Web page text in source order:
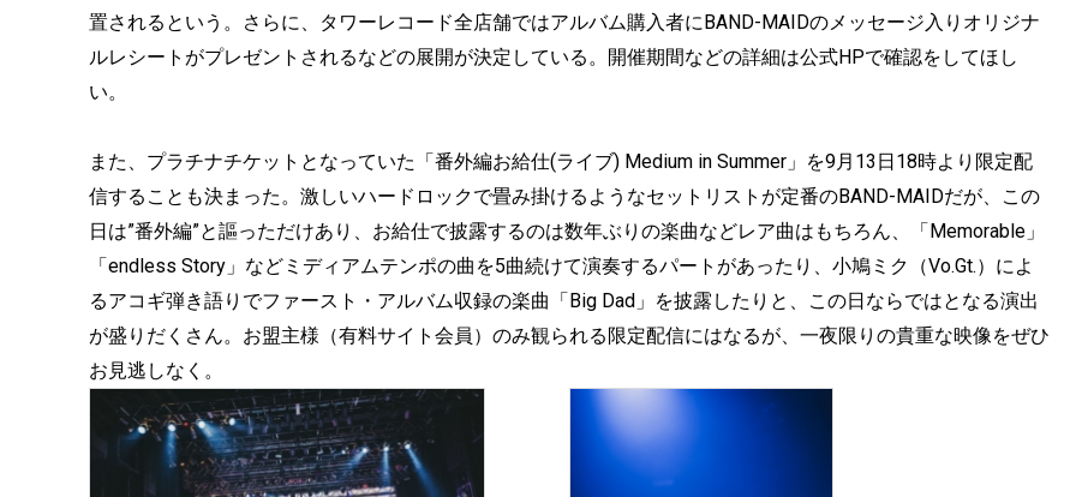
置されるという。さらに、タワーレコード全店舗ではアルバム購入者にBAND-MAIDのメッセージ入りオリジナ
ルレシートがプレゼントされるなどの展開が決定している。開催期間などの詳細は公式HPで確認をしてほし
い。
また、プラチナチケットとなっていた「番外編お給仕(ライブ) Medium in Summer」を9月13日18時より限定配
信することも決まった。激しいハードロックで畳み掛けるようなセットリストが定番のBAND-MAIDだが、この
日は”番外編”と謳っただけあり、お給仕で披露するのは数年ぶりの楽曲などレア曲はもちろん、「Memorable」
「endless Story」などミディアムテンポの曲を5曲続けて演奏するパートがあったり、小鳩ミク（Vo.Gt.）によ
るアコギ弾き語りでファースト・アルバム収録の楽曲「Big Dad」を披露したりと、この日ならではとなる演出
が盛りだくさん。お盟主様（有料サイト会員）のみ観られる限定配信にはなるが、一夜限りの貴重な映像をぜひ
お見逃しなく。